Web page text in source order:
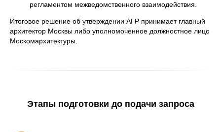
регламентом межведомственного взаимодействия.
Итоговое решение об утверждении АГР принимает главный
архитектор Москвы либо уполномоченное должностное лицо
Москомархитектуры.
Этапы подготовки до подачи запроса